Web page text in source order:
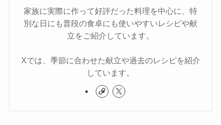
家族に実際に作って好評だった料理を中心に、特
別な日にも普段の食卓にも使いやすいレシピや献
立をご紹介しています。
Xでは、季節に合わせた献立や過去のレシピを紹介
しています。